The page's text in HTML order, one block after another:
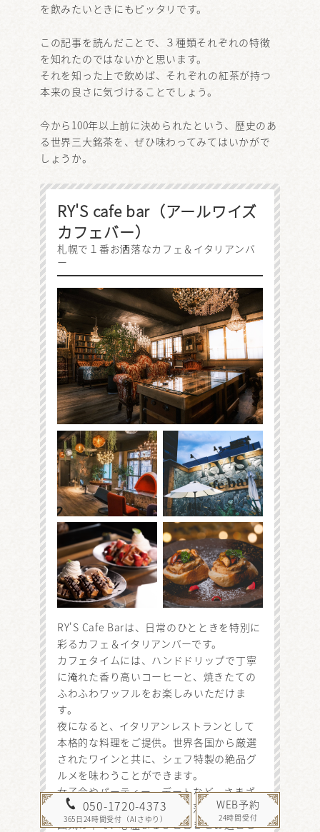
を飲みたいときにもピッタリです。
この記事を読んだことで、３種類それぞれの特徴
を知れたのではないかと思います。
それを知った上で飲めば、それぞれの紅茶が持つ
本来の良さに気づけることでしょう。
今から100年以上前に決められたという、歴史のあ
る世界三大銘茶を、ぜひ味わってみてはいかがで
しょうか。
RY'S cafe bar（アールワイズ
カフェバー）
札幌で１番お洒落なカフェ＆イタリアンバ
ー
RY'S Cafe Barは、日常のひとときを特別に
彩るカフェ＆イタリアンバーです。
カフェタイムには、ハンドドリップで丁寧
に淹れた香り高いコーヒーと、焼きたての
ふわふわワッフルをお楽しみいただけま
す。
夜になると、イタリアンレストランとして
本格的な料理をご提供。世界各国から厳選
されたワインと共に、シェフ特製の絶品グ
ルメを味わうことができます。
女子会やパーティー、デートなど、さまざ
まなシーンでの利用に最適。落ち着いた雰
囲気の中で、心温まるひとときをお過ごし
050-1720-4373
365日24時間受付（AIさゆり）
WEB予約
24時間受付